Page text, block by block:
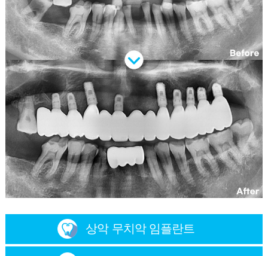
상악 무치악 임플란트